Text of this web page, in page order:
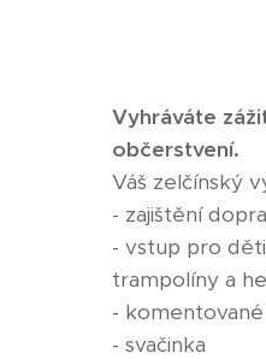
Vyhráváte
občerstvení.
Váš zelčínský
- zajištění
- vstup pro
trampolíny a
-
- svačinka